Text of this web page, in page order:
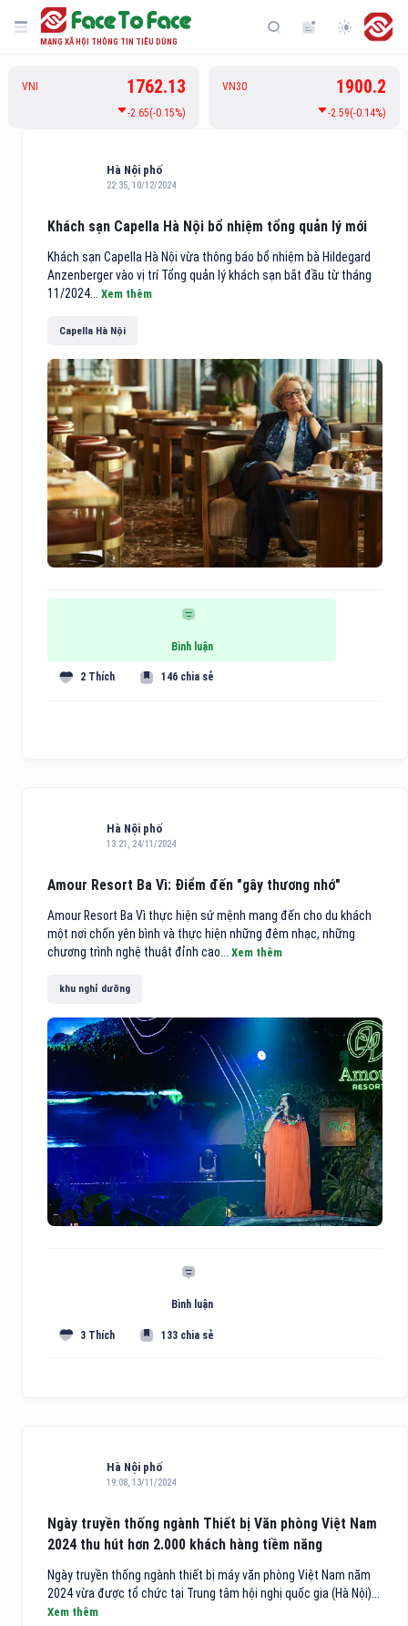
MẠNG XÃ HỘI THÔNG TIN TIÊU DÙNG
VNI 1762.13
-2.65(-0.15%)
VN30 1900.2
-2.59(-0.14%)
Hà Nội phố
22:35, 10/12/2024
Khách sạn Capella Hà Nội bổ nhiệm tổng quản lý mới
Khách sạn Capella Hà Nội vừa thông báo bổ nhiệm bà Hildegard
Anzenberger vào vị trí Tổng quản lý khách sạn bắt đầu từ tháng
11/2024... Xem thêm
Capella Hà Nội
Bình luận
2 Thích 146 chia sẻ
Hà Nội phố
13:21, 24/11/2024
Amour Resort Ba Vì: Điểm đến "gây thương nhớ"
Amour Resort Ba Vì thực hiện sứ mệnh mang đến cho du khách
một nơi chốn yên bình và thực hiện những đêm nhạc, những
chương trình nghệ thuật đỉnh cao... Xem thêm
khu nghỉ dưỡng
Bình luận
3 Thích 133 chia sẻ
Hà Nội phố
19:08, 13/11/2024
Ngày truyền thống ngành Thiết bị Văn phòng Việt Nam
2024 thu hút hơn 2.000 khách hàng tiềm năng
Ngày truyền thống ngành thiết bị máy văn phòng Việt Nam năm
2024 vừa được tổ chức tại Trung tâm hội nghị quốc gia (Hà Nội)...
Xem thêm